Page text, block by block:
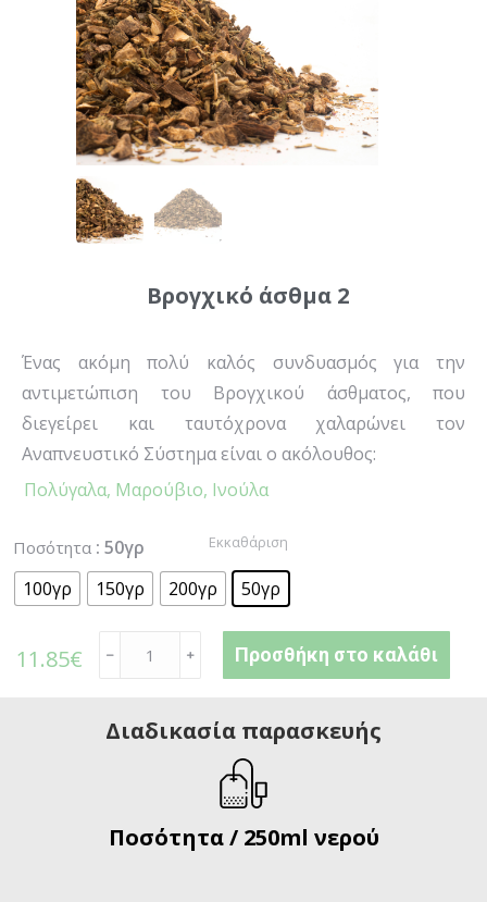
Βρογχικό άσθμα 2
Ένας ακόμη πολύ καλός συνδυασμός για την
αντιμετώπιση του Βρογχικού άσθματος, που
διεγείρει και ταυτόχρονα χαλαρώνει τον
Αναπνευστικό Σύστημα είναι ο ακόλουθος:
Πολύγαλα, Μαρούβιο, Ινούλα
Ποσότητα : 50γρ
100γρ
150γρ 200γρ 50γρ
Εκκαθάριση
11.85€ ﹣ ﹢ Προσθήκη στο καλάθι
Διαδικασία παρασκευής
Ποσότητα / 250ml νερού